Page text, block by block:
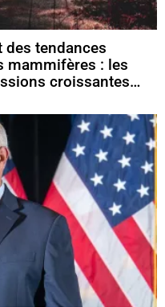
tendances
mammifères : les
croissantes…